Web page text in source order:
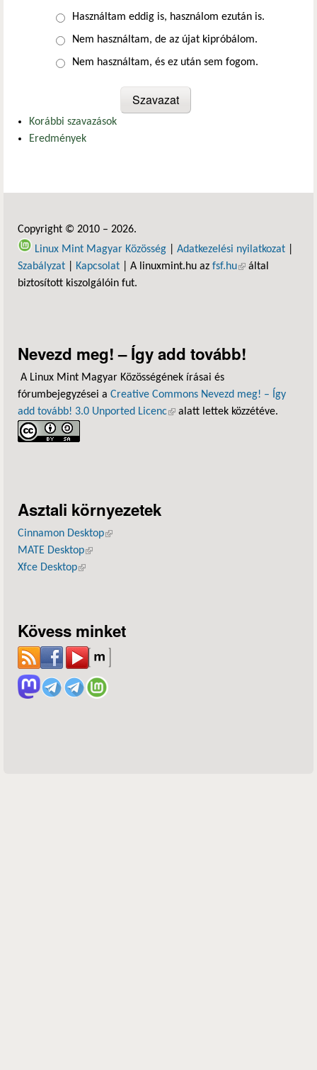
Választások
Használtam eddig is, használom ezután is.
Nem használtam, de az újat kipróbálom.
Nem használtam, és ez után sem fogom.
Korábbi szavazások
Eredmények
Copyright © 2010 – 2026.
Linux Mint Magyar Közösség
Adatkezelési nyilatkozat
Szabályzat
Kapcsolat | A linuxmint.hu az fsf.hu(külső hivatkozás)
által
biztosított kiszolgálóin fut.
Nevezd meg! – Így add tovább!
A Linux Mint Magyar Közösségének írásai és
fórumbejegyzései a Creative Commons Nevezd meg! – Így
add tovább! 3.0 Unported Licenc(külső hivatkozás)
alatt lettek közzétéve.
Asztali környezetek
Cinnamon Desktop(külső hivatkozás)
MATE Desktop(külső hivatkozás)
Xfce Desktop(külső hivatkozás)
Kövess minket